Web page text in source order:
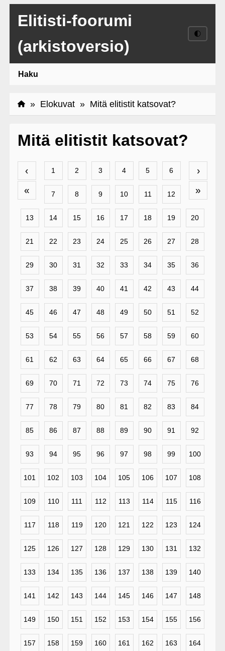
Elitisti-foorumi
(arkistoversio)
🌓
Haku
» Elokuvat» Mitä elitistit katsovat?
Mitä elitistit katsovat?
‹
«
›
»
1 2 3 4 5 6
7 8 9 10 11 12
13 14 15 16 17 18 19 20
21 22 23 24 25 26 27 28
29 30 31 32 33 34 35 36
37 38 39 40 41 42 43 44
45 46 47 48 49 50 51 52
53 54 55 56 57 58 59 60
61 62 63 64 65 66 67 68
69 70 71 72 73 74 75 76
77 78 79 80 81 82 83 84
85 86 87 88 89 90 91 92
93 94 95 96 97 98 99 100
101 102 103 104 105 106 107 108
109 110 111 112 113 114 115 116
117 118 119 120 121 122 123 124
125 126 127 128 129 130 131 132
133 134 135 136 137 138 139 140
141 142 143 144 145 146 147 148
149 150 151 152 153 154 155 156
157 158 159 160 161 162 163 164